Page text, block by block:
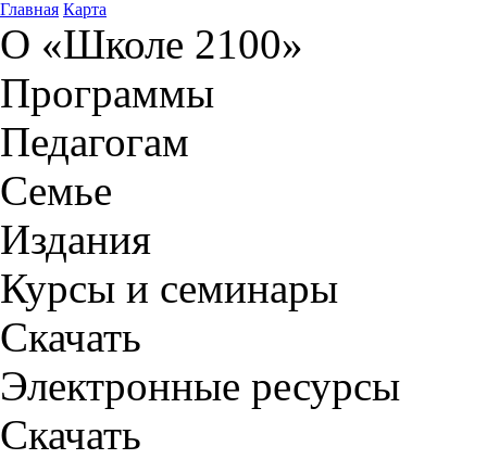
Главная Карта
О «Школе 2100»
Программы
Педагогам
Семье
Издания
Курсы и семинары
Скачать
Электронные ресурсы
Скачать